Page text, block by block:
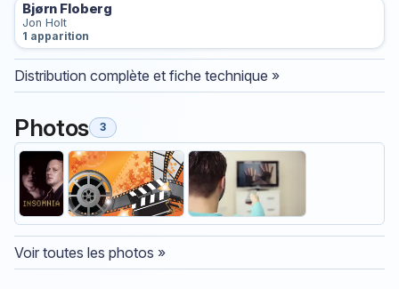
Bjørn Floberg
Jon Holt
1 apparition
Distribution complète et fiche technique »
Photos 3
Voir toutes les photos »